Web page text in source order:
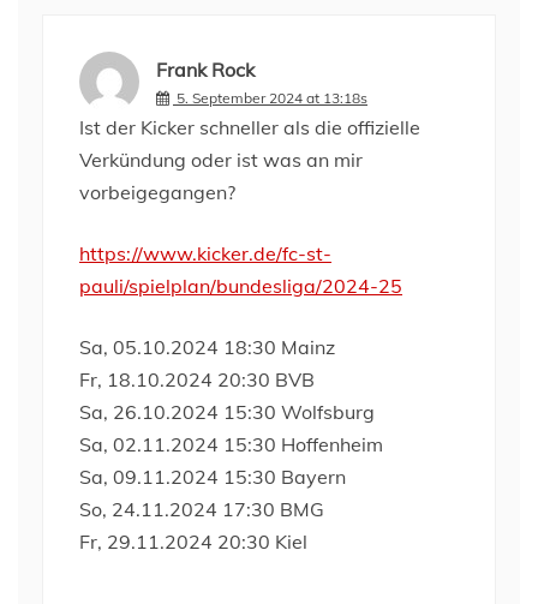
Frank Rock
5. September 2024 at 13:18s
Ist der Kicker schneller als die offizielle
Verkündung oder ist was an mir
vorbeigegangen?
https://www.kicker.de/fc-st-
pauli/spielplan/bundesliga/2024-25
Sa, 05.10.2024 18:30 Mainz
Fr, 18.10.2024 20:30 BVB
Sa, 26.10.2024 15:30 Wolfsburg
Sa, 02.11.2024 15:30 Hoffenheim
Sa, 09.11.2024 15:30 Bayern
So, 24.11.2024 17:30 BMG
Fr, 29.11.2024 20:30 Kiel